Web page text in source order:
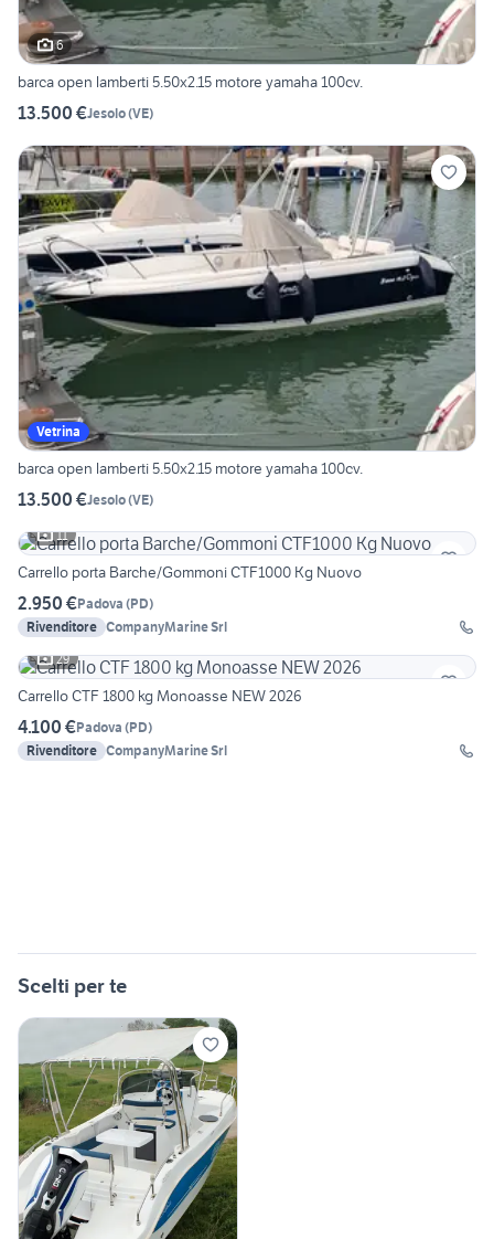
6
barca open lamberti 5.50x2.15 motore yamaha 100cv.
13.500 €Jesolo(VE)
Vetrina
barca open lamberti 5.50x2.15 motore yamaha 100cv.
13.500 €Jesolo(VE)
11
Carrello porta Barche/Gommoni CTF1000 Kg Nuovo
2.950 €Padova (PD)
Rivenditore CompanyMarine Srl
29
Carrello CTF 1800 kg Monoasse NEW 2026
4.100 €Padova (PD)
Rivenditore CompanyMarine Srl
Scelti per te